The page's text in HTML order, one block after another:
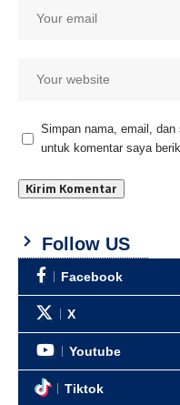
Simpan nama, email,
untuk komentar saya
Follow US
Facebook
X
Youtube
Tiktok